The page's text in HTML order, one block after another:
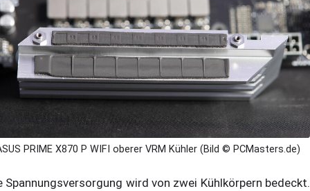
PRIME X870 P WIFI oberer VRM Kühler (Bild © PCMasters.de)
Spannungsversorgung wird von zwei Kühlkörpern bedeckt.